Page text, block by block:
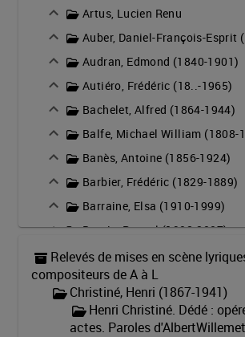
Artus, Lucien Renu
Auber, Daniel-François-Esprit
Audran, Edmond (1840-1901)
Autiéro, Frédéric (18..-1965)
Bachelet, Alfred (1864-1944)
Balfe, Michael William (1808-
Banès, Antoine (1856-1924)
Barbier, Frédéric (1829-1889)
Barraine, Elsa (1910-1999)
Bastia, Pascal (1908-2007)
Bastide, Paul (1879-1962)
Bazin, François (1816-1878)
Beethoven, Ludwig van (1770-
Bellini, Vincenzo (1801-1835)
Relevés de mises en scène
compositeurs de A à L
Christiné, Henri (1867-1941)
Henri Christiné. Dédé :
actes. Paroles